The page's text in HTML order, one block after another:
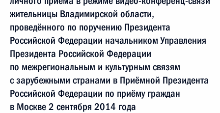
жительницы Владимирской области,
проведённого по поручению Президента
Российской Федерации начальником Управления
Президента Российской Федерации
по межрегиональным и культурным связям
с зарубежными странами в Приёмной Президента
Российской Федерации по приёму граждан
в Москве 2 сентября 2014 года